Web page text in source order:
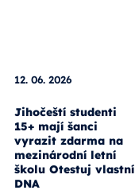
12. 06. 2026
Jihočeští studenti
15+ mají šanci
vyrazit zdarma na
mezinárodní letní
školu Otestuj vlastní
DNA